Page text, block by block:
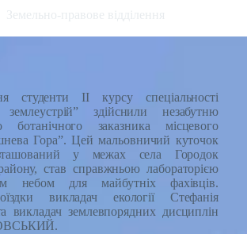
Земельно-правове відділення
студенти II курсу спеціальності
землеустрій” здійснили незабутню
ботанічного заказника місцевого
Гора”. Цей мальовничий куточок
у межах села Городок
став справжньою лабораторією
небом для майбутніх фахівців.
викладач екології Стефанія
землевпорядних дисциплін